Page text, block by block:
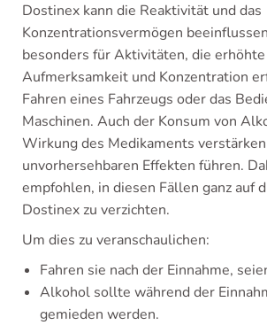
Dostinex kann die Reaktivität und das
Konzentrationsvermögen
besonders für Aktivitäten, die erhöhte
Aufmerksamkeit und Konzentration
Fahren eines Fahrzeugs oder das
Maschinen. Auch der Konsum von
Wirkung des Medikaments
unvorhersehbaren Effekten führen.
empfohlen, in diesen Fällen ganz auf
Dostinex zu verzichten.
Um dies zu veranschaulichen:
Fahren sie nach der Einnahme,
Alkohol sollte während der
gemieden werden.